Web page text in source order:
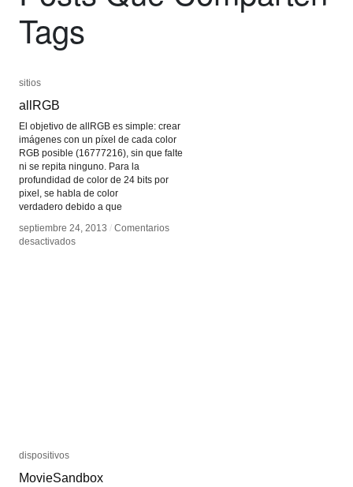
Tags
sitios
allRGB
El objetivo de allRGB es simple: crear
imágenes con un píxel de cada color
RGB posible (16777216), sin que falte
ni se repita ninguno. Para la
profundidad de color de 24 bits por
pixel, se habla de color
verdadero debido a que
septiembre 24, 2013 / Comentarios
desactivadosen
sitios
allRGB
septiembre 24, 2013 / Comentarios
desactivadosen
dispositivos
MovieSandbox
dispositivos
MovieSandbox